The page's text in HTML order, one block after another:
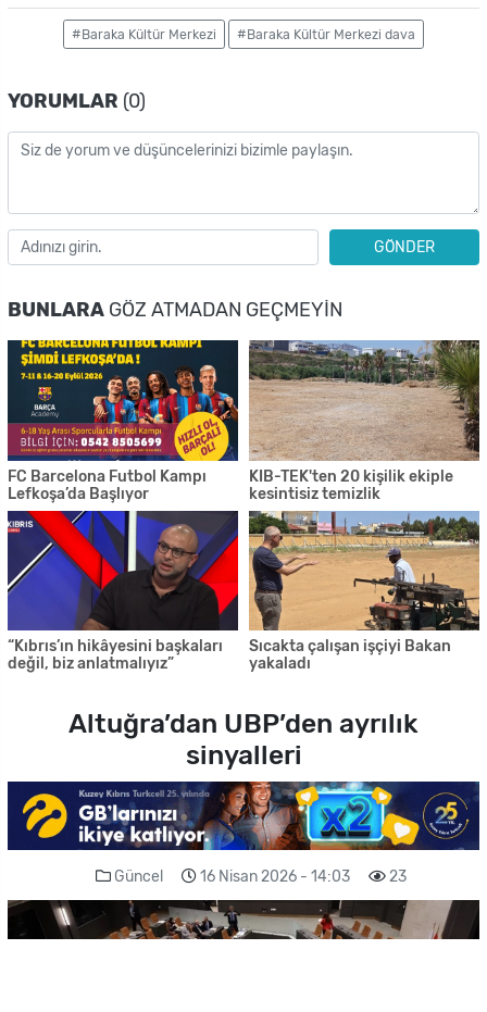
#Baraka Kültür Merkezi #Baraka Kültür Merkezi dava
YORUMLAR (0)
GÖNDER
BUNLARA GÖZ ATMADAN GEÇMEYIN
FC Barcelona Futbol Kampı
Lefkoşa’da Başlıyor
KIB-TEK'ten 20 kişilik ekiple
kesintisiz temizlik
“Kıbrıs’ın hikâyesini başkaları
değil, biz anlatmalıyız”
Sıcakta çalışan işçiyi Bakan
yakaladı
Altuğra’dan UBP’den ayrılık
sinyalleri
Güncel 16 Nisan 2026 - 14:03 23